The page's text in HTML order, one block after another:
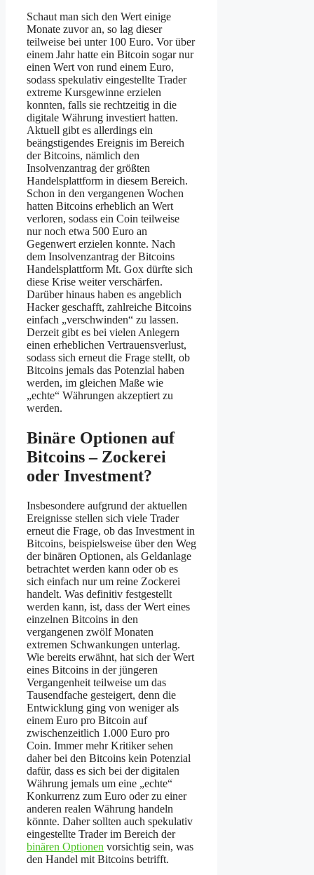
Schaut man sich den Wert einige
Monate zuvor an, so lag dieser
teilweise bei unter 100 Euro. Vor über
einem Jahr hatte ein Bitcoin sogar nur
einen Wert von rund einem Euro,
sodass spekulativ eingestellte Trader
extreme Kursgewinne erzielen
konnten, falls sie rechtzeitig in die
digitale Währung investiert hatten.
Aktuell gibt es allerdings ein
beängstigendes Ereignis im Bereich
der Bitcoins, nämlich den
Insolvenzantrag der größten
Handelsplattform in diesem Bereich.
Schon in den vergangenen Wochen
hatten Bitcoins erheblich an Wert
verloren, sodass ein Coin teilweise
nur noch etwa 500 Euro an
Gegenwert erzielen konnte. Nach
dem Insolvenzantrag der Bitcoins
Handelsplattform Mt. Gox dürfte sich
diese Krise weiter verschärfen.
Darüber hinaus haben es angeblich
Hacker geschafft, zahlreiche Bitcoins
einfach „verschwinden“ zu lassen.
Derzeit gibt es bei vielen Anlegern
einen erheblichen Vertrauensverlust,
sodass sich erneut die Frage stellt, ob
Bitcoins jemals das Potenzial haben
werden, im gleichen Maße wie
„echte“ Währungen akzeptiert zu
werden.
Binäre Optionen auf
Bitcoins – Zockerei
oder Investment?
Insbesondere aufgrund der aktuellen
Ereignisse stellen sich viele Trader
erneut die Frage, ob das Investment in
Bitcoins, beispielsweise über den Weg
der binären Optionen, als Geldanlage
betrachtet werden kann oder ob es
sich einfach nur um reine Zockerei
handelt. Was definitiv festgestellt
werden kann, ist, dass der Wert eines
einzelnen Bitcoins in den
vergangenen zwölf Monaten
extremen Schwankungen unterlag.
Wie bereits erwähnt, hat sich der Wert
eines Bitcoins in der jüngeren
Vergangenheit teilweise um das
Tausendfache gesteigert, denn die
Entwicklung ging von weniger als
einem Euro pro Bitcoin auf
zwischenzeitlich 1.000 Euro pro
Coin. Immer mehr Kritiker sehen
daher bei den Bitcoins kein Potenzial
dafür, dass es sich bei der digitalen
Währung jemals um eine „echte“
Konkurrenz zum Euro oder zu einer
anderen realen Währung handeln
könnte. Daher sollten auch spekulativ
eingestellte Trader im Bereich der
binären Optionen vorsichtig sein, was
den Handel mit Bitcoins betrifft.